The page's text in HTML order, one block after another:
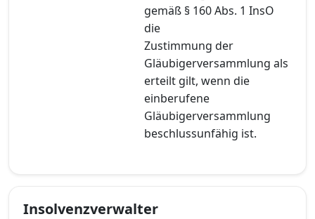
gemäß § 160 Abs. 1 InsO
die
Zustimmung der
Gläubigerversammlung als
erteilt gilt, wenn die
einberufene
Gläubigerversammlung
beschlussunfähig ist.
Insolvenzverwalter